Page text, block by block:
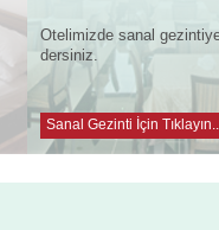
Otelimizde sanal
dersiniz.
Sanal Gezinti İçin Tıklayın..